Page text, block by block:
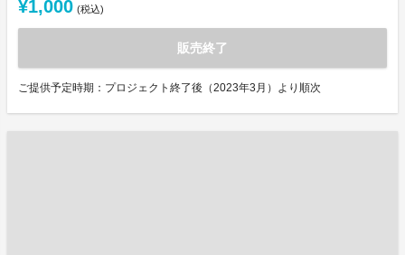
¥1,000 (税込)
販売終了
ご提供予定時期：プロジェクト終了後（2023年3月）より順次